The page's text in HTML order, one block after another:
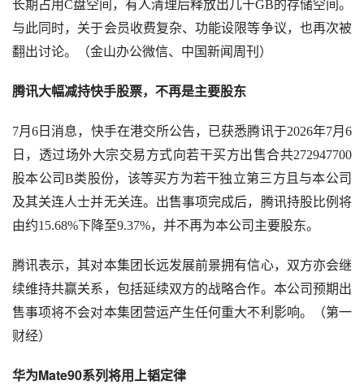
长期占用C盘空间，有人清理后释放出几十GB的存储空间。
与此同时，关于会员收费复杂、功能设限等争议，也再次被
翻出讨论。（金山办公微信、中国新闻周刊）
腾讯大幅减持快手股票，不再是主要股东
7月6日消息，快手在港交所公告，已获悉腾讯于2026年7月6
日，透过场外大宗交易方式向若干买方出售合共272947700
股本公司B类股份，该等买方为若干独立第三方且与本公司
及其关连人士并无关连。出售事项完成后，腾讯持股比例将
由约15.68%下降至9.37%，并不再为本公司主要股东。
腾讯表示，其对本集团长远发展前景拥有信心，双方亦会继
续维持共赢关系，包括延续双方的战略合作。本公司预期出
售事项将不会对本集团营运产生任何重大不利影响。（第一
财经）
华为Mate90系列将用上韬定律